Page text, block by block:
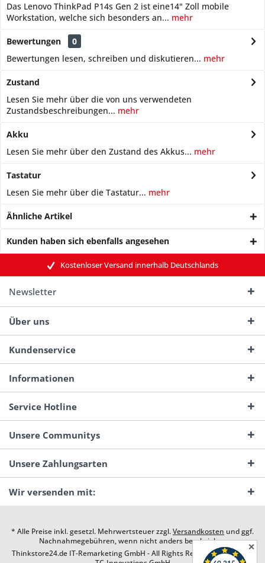
Das Lenovo ThinkPad P14s Gen 2 ist eine14" Zoll mobile
Workstation, welche sich besonders an... mehr
Bewertungen
0
Bewertungen lesen, schreiben und diskutieren... mehr
Zustand
Lesen Sie mehr über die von uns verwendeten
Zustandsbeschreibungen... mehr
Akku
Lesen Sie mehr über den Zustand des Akkus... mehr
Tastatur
Lesen Sie mehr über die Tastatur... mehr
Ähnliche Artikel
Kunden haben sich ebenfalls angesehen
Kostenloser Versand innerhalb Deutschlands
Newsletter
Über uns
Kundenservice
Informationen
Service Hotline
Unsere Communitys
Unsere Zahlungsarten
Wir versenden mit:
* Alle Preise inkl. gesetzl. Mehrwertsteuer zzgl.Versandkosten und ggf.
Nachnahmegebühren, wenn nicht anders beschrieben
Thinkstore24.de IT-Remarketing GmbH - All Rights Reserved. Design by
✕